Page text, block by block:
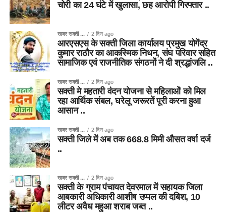
चोरी का 24 घंटे में खुलासा, छह आरोपी गिरफ्तार ..
खबर सक्ती ... 2 दिन ago
आरएसएस के सक्ती जिला कार्यालय प्रमुख योगेंद्र
कुमार राठौर का आकस्मिक निधन, संघ परिवार सहित
सामाजिक एवं राजनीतिक संगठनों ने दी श्रद्धांजलि ..
खबर सक्ती ... 2 दिन ago
सक्ती मे महतारी वंदन योजना से महिलाओं को मिल
रहा आर्थिक संबल, घरेलू जरूरतें पूरी करना हुआ
आसान ..
खबर सक्ती ... 2 दिन ago
सक्ती जिले में अब तक 668.8 मिमी औसत वर्षा दर्ज
..
खबर सक्ती ... 2 दिन ago
सक्ती के ग्राम पंचायत देवरमाल में सहायक जिला
आबकारी अधिकारी आशीष उप्पल की दबिश, 10
लीटर अवैध महुआ शराब जब्त ..